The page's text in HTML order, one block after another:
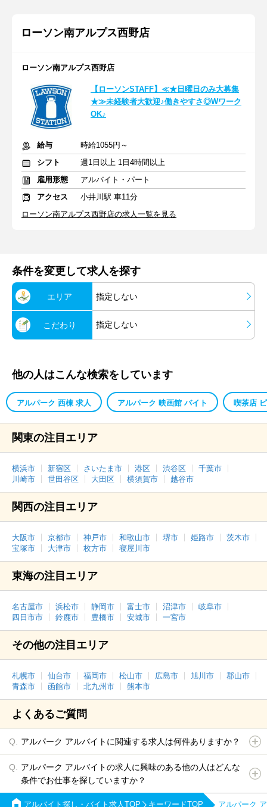
ローソン南アルプス西野店
ローソン南アルプス西野店
【ローソンSTAFF】≪★日曜日のみ大募集
★≫未経験者大歓迎♪働きやすさ◎Wワーク
OK♪
給与
時給1055円～
シフト
週1日以上 1日4時間以上
雇用形態
アルバイト・パート
アクセス
小井川駅 車11分
ローソン南アルプス西野店の求人一覧を見る
条件を変更して求人を探す
エリア 指定しない
こだわり 指定しない
他の人はこんな検索をしています
アルパーク 西棟 求人 アルパーク 映画館 バイト 喫茶店
関東の注目エリア
横浜市 新宿区 さいたま市 港区 渋谷区
千葉市
川崎市
世田谷区 大田区 横須賀市 越谷市
関西の注目エリア
大阪市 京都市 神戸市 和歌山市 堺市 姫路市
茨木市
宝塚市
大津市 枚方市 寝屋川市
東海の注目エリア
名古屋市 浜松市 静岡市 富士市 沼津市
岐阜市
四日市市
鈴鹿市 豊橋市 安城市 一宮市
その他の注目エリア
札幌市 仙台市 福岡市 松山市 広島市 旭川市
郡山市
青森市
函館市 北九州市 熊本市
よくあるご質問
アルパーク アルバイトに関連する求人は何件ありますか？
アルパーク アルバイトの求人に興味のある他の人はどんな
条件でお仕事を探していますか？
アルバイト探し・バイト求人TOP キーワードTOP アルパーク